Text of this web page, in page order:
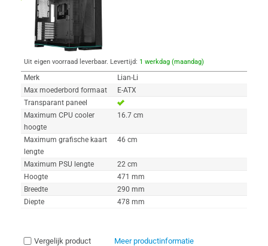
Uit eigen voorraad leverbaar. Levertijd: 1 werkdag (maandag)
Merk
Lian-Li
Max moederbord formaat
E-ATX
Transparant paneel
Maximum CPU cooler
hoogte
16.7 cm
Maximum grafische kaart
lengte
46 cm
Maximum PSU lengte
22 cm
Hoogte
471 mm
Breedte
290 mm
Diepte
478 mm
Vergelijk product Meer productinformatie